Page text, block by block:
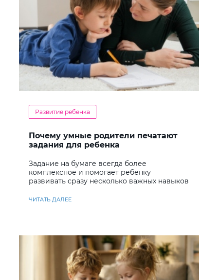
Развитие ребенка
Почему умные родители печатают
задания для ребенка
Задание на бумаге всегда более
комплексное и помогает ребенку
развивать сразу несколько важных навыков
ЧИТАТЬ ДАЛЕЕ